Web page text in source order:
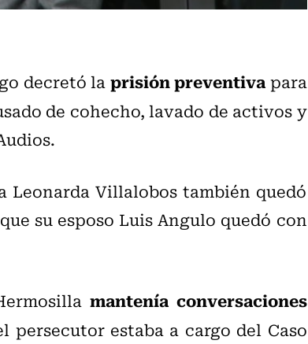
decretó laprisión preventivapara
de cohecho, lavado de activos y
Leonarda Villalobos también quedó
su esposo Luis Angulo quedó con
mantenía conversaciones
persecutor estaba a cargo del Caso